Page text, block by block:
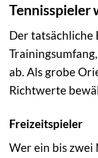
Tennisspieler
Der tatsächliche
ab. Als grobe
Richtwerte
Freizeitspieler
Wer ein bis